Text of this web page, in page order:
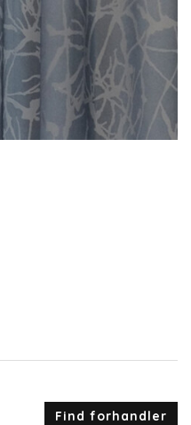
Find forhandler